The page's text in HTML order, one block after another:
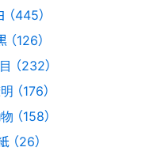
445）
126）
（232）
（176）
（158）
（26）